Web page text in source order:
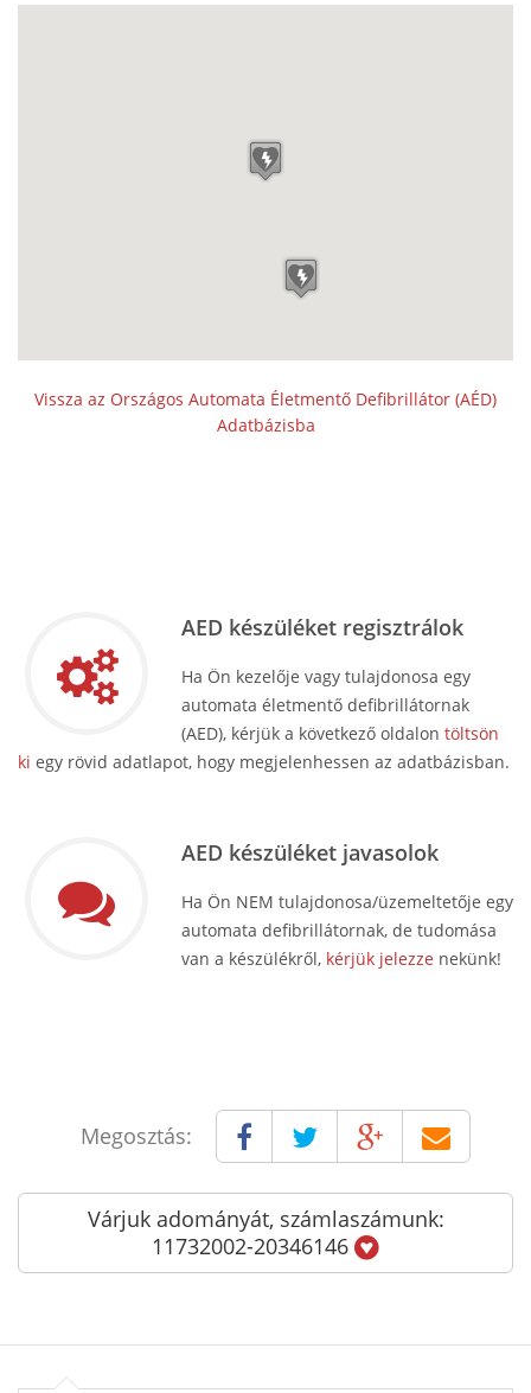
Vissza az Országos Automata Életmentő Defibrillátor (AÉD)
Adatbázisba
AED készüléket regisztrálok
Ha Ön kezelője vagy tulajdonosa egy
automata életmentő defibrillátornak
(AED), kérjük a következő oldalon töltsön
ki egy rövid adatlapot, hogy megjelenhessen az adatbázisban.
AED készüléket javasolok
Ha Ön NEM tulajdonosa/üzemeltetője egy
automata defibrillátornak, de tudomása
van a készülékről, kérjük jelezze nekünk!
Megosztás:
Várjuk adományát, számlaszámunk:
11732002-20346146